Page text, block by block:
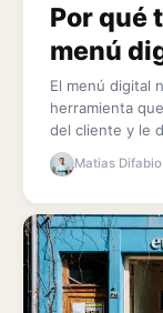
Por qué
menú
El menú digital
herramienta
del cliente y le
Matias Difabio